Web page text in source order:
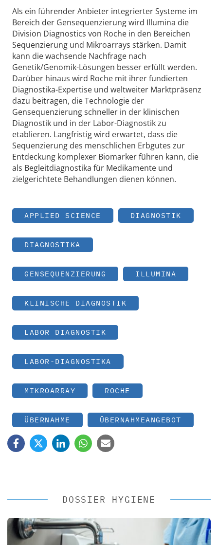
Als ein führender Anbieter integrierter Systeme im
Bereich der Gensequenzierung wird Illumina die
Division Diagnostics von Roche in den Bereichen
Sequenzierung und Mikroarrays stärken. Damit
kann die wachsende Nachfrage nach
Genetik/Genomik-Lösungen besser erfüllt werden.
Darüber hinaus wird Roche mit ihrer fundierten
Diagnostika-Expertise und weltweiter Marktpräsenz
dazu beitragen, die Technologie der
Gensequenzierung schneller in der klinischen
Diagnostik und in der Labor-Diagnostik zu
etablieren. Langfristig wird erwartet, dass die
Sequenzierung des menschlichen Erbgutes zur
Entdeckung komplexer Biomarker führen kann, die
als Begleitdiagnostika für Medikamente und
zielgerichtete Behandlungen dienen können.
APPLIED SCIENCE DIAGNOSTIK
DIAGNOSTIKA
GENSEQUENZIERUNG ILLUMINA
KLINISCHE DIAGNOSTIK
LABOR DIAGNOSTIK
LABOR-DIAGNOSTIKA
MIKROARRAY ROCHE
ÜBERNAHME ÜBERNAHMEANGEBOT
DOSSIER HYGIENE